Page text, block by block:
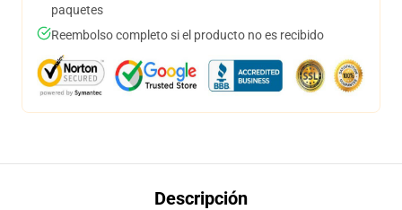
paquetes
Reembolso completo si el producto no es recibido
Descripción